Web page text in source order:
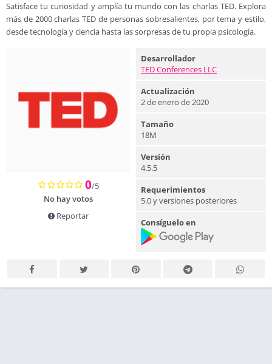
Satisface tu curiosidad y amplía tu mundo con las charlas TED. Explora
más de 2000 charlas TED de personas sobresalientes, por tema y estilo,
desde tecnología y ciencia hasta las sorpresas de tu propia psicología.
0/5
No hay votos
Reportar
Desarrollador
TED Conferences LLC
Actualización
2 de enero de 2020
Tamaño
18M
Versión
4.5.5
Requerimientos
5.0 y versiones posteriores
Consíguelo en